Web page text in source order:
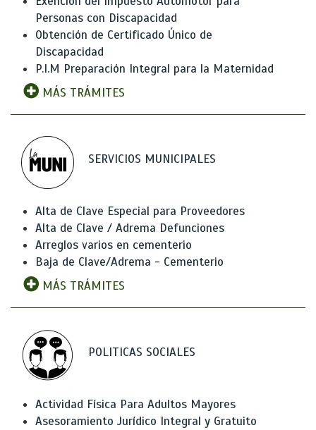
Personas con Discapacidad
Obtención de Certificado Único de
Discapacidad
P.I.M Preparación Integral para la Maternidad
MÁS TRÁMITES
SERVICIOS MUNICIPALES
Alta de Clave Especial para Proveedores
Alta de Clave / Adrema Defunciones
Arreglos varios en cementerio
Baja de Clave/Adrema - Cementerio
MÁS TRÁMITES
POLITICAS SOCIALES
Actividad Física Para Adultos Mayores
Asesoramiento Jurídico Integral y Gratuito